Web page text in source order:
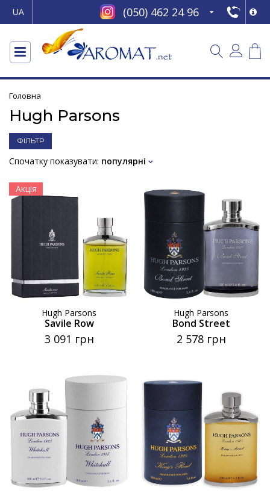
UA (050) 462 24 96
Головна
Hugh Parsons
ФІЛЬТР
Спочатку показувати: популярні
Акція
Hugh Parsons
Savile Row
3 091 грн
Hugh Parsons
Bond Street
2 578 грн